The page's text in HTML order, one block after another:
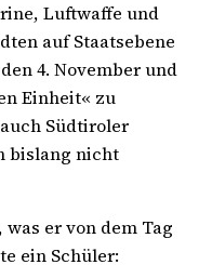
Luftwaffe und
auf Staatsebene
4. November und
Einheit« zu
Südtiroler
bislang nicht
er von dem Tag
ein Schüler: